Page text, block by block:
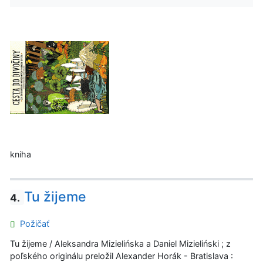
kniha
4. Tu žijeme
Požičať
Tu žijeme / Aleksandra Mizielińska a Daniel Mizieliński ; z
poľského originálu preložil Alexander Horák - Bratislava :